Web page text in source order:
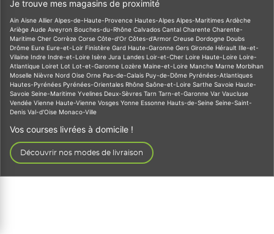
Je trouve mes magasins de proximité
Ain Aisne Allier Alpes-de-Haute-Provence Hautes-Alpes Alpes-Maritimes Ardèche
Ariège Aude Aveyron Bouches-du-Rhône Calvados Cantal Charente Charente-
Maritime Cher Corrèze Corse Côte-d'Or Côtes-d'Armor Creuse Dordogne Doubs
Drôme Eure Eure-et-Loir Finistère Gard Haute-Garonne Gers Gironde Hérault Ille-et-
Vilaine Indre Indre-et-Loire Isère Jura Landes Loir-et-Cher Loire Haute-Loire Loire-
Atlantique Loiret Lot Lot-et-Garonne Lozère Maine-et-Loire Manche Marne Morbihan
Moselle Nièvre Nord Oise Orne Pas-de-Calais Puy-de-Dôme Pyrénées-Atlantiques
Hautes-Pyrénées Pyrénées-Orientales Rhône Saône-et-Loire Sarthe Savoie Haute-
Savoie Seine-Maritime Yvelines Deux-Sèvres Tarn Tarn-et-Garonne Var Vaucluse
Vendée Vienne Haute-Vienne Vosges Yonne Essonne Hauts-de-Seine Seine-Saint-
Denis Val-d'Oise Monaco-Ville
Vos courses livrées à domicile !
Découvrir nos modes de livraison